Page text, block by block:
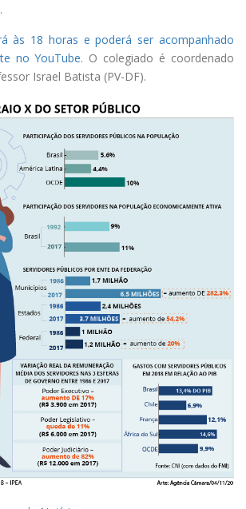
às 18 horas e poderá ser acompanhado
no YouTube. O colegiado é coordenado
Israel Batista (PV-DF).